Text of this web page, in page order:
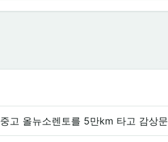
중고 올뉴소렌토를 5만km 타고 감상문